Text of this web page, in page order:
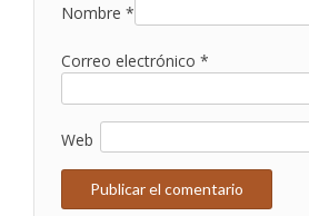
Nombre *
Correo electrónico *
Web